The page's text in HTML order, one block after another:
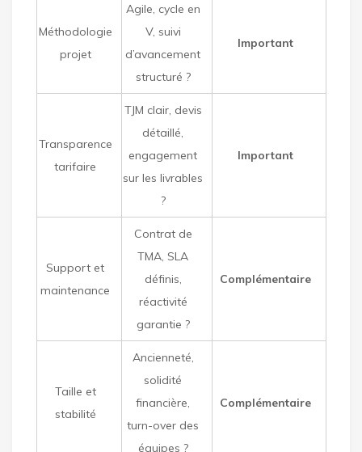
Méthodologie
projet
Agile, cycle en
V, suivi
d’avancement
structuré ?
Important
Transparence
tarifaire
TJM clair, devis
détaillé,
engagement
sur les livrables
?
Important
Support et
maintenance
Contrat de
TMA, SLA
définis,
réactivité
garantie ?
Complémentaire
Taille et
stabilité
Ancienneté,
solidité
financière,
turn-over des
équipes ?
Complémentaire